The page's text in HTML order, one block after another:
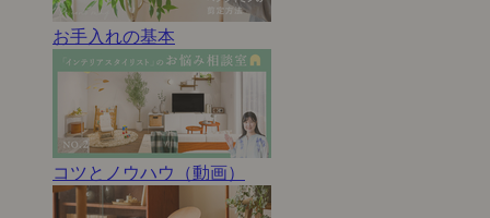
お手入れの基本
コツとノウハウ（動画）